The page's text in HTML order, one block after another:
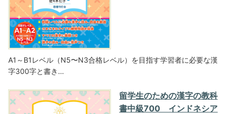
A1～B1レベル（N5〜N3合格レベル）を目指す学習者に必要な漢
字300字と書き…
留学生のための漢字の教科
書中級700 インドネシア